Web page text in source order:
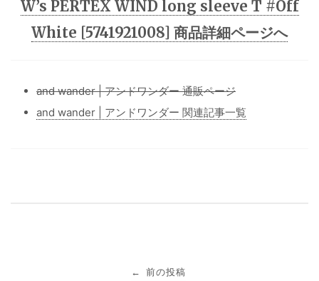
W’s PERTEX WIND long sleeve T #Off
White [5741921008] 商品詳細ページへ
and wander | アンドワンダー 通販ページ
and wander | アンドワンダー 関連記事一覧
← 前の投稿